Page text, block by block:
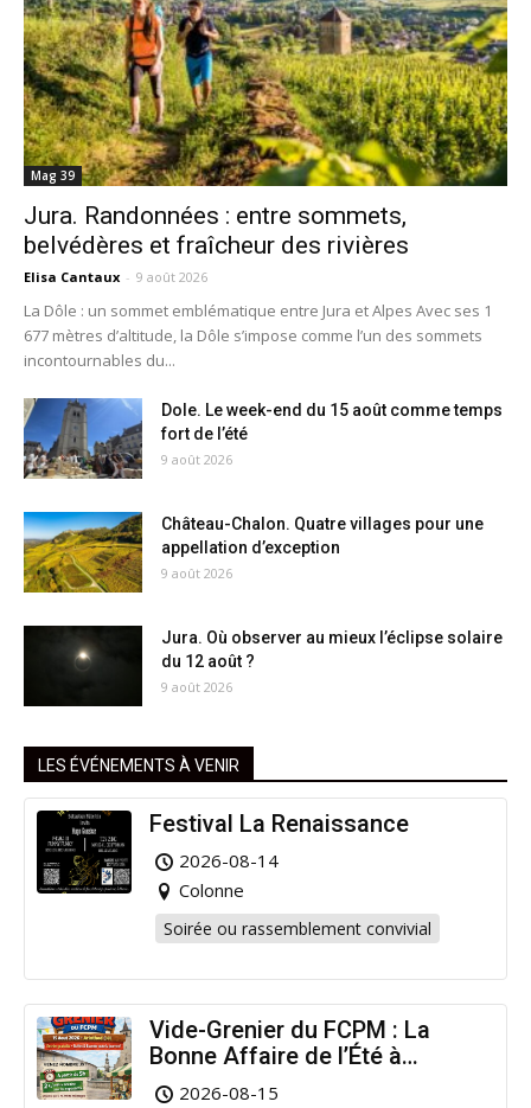
Mag 39
Jura. Randonnées : entre sommets,
belvédères et fraîcheur des rivières
Elisa Cantaux - 9 août 2026
La Dôle : un sommet emblématique entre Jura et Alpes Avec ses 1
677 mètres d’altitude, la Dôle s’impose comme l’un des sommets
incontournables du...
Dole. Le week-end du 15 août comme temps
fort de l’été
9 août 2026
Château-Chalon. Quatre villages pour une
appellation d’exception
9 août 2026
Jura. Où observer au mieux l’éclipse solaire
du 12 août ?
9 août 2026
LES ÉVÉNEMENTS À VENIR
Festival La Renaissance
2026-08-14
Colonne
Soirée ou rassemblement convivial
Vide-Grenier du FCPM : La
Bonne Affaire de l’Été à
Arinthod !
2026-08-15